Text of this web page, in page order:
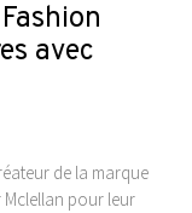
avec
de la marque
pour leur